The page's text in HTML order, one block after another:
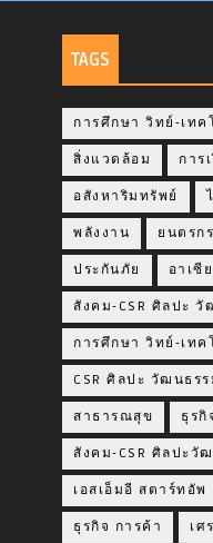
TAGS
การศึกษา วิทย์-เทค
สิ่งแวดล้อม การ
อสังหาริมทรัพย์
พลังงาน ยนตรก
ประกันภัย อาเซี
สังคม-CSR ศิลปะ วั
การศึกษา วิทย์-เทค
CSR ศิลปะ วัฒนธรร
สาธารณสุข ธุรกิ
สังคม-CSR ศิลปะวั
เอสเอ็มอี สตาร์ทอัพ
ธุรกิจ การค้า เศ